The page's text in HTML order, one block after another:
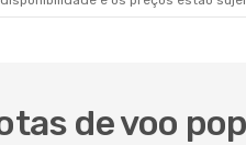
de voo